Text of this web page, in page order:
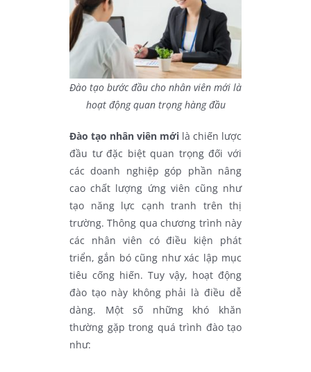
Đào tạo bước đầu cho nhân viên mới là
hoạt động quan trọng hàng đầu
Đào tạo nhân viên mới là chiến lược
đầu tư đặc biệt quan trọng đối với
các doanh nghiệp góp phần nâng
cao chất lượng ứng viên cũng như
tạo năng lực cạnh tranh trên thị
trường. Thông qua chương trình này
các nhân viên có điều kiện phát
triển, gắn bó cũng như xác lập mục
tiêu cống hiến. Tuy vậy, hoạt động
đào tạo này không phải là điều dễ
dàng. Một số những khó khăn
thường gặp trong quá trình đào tạo
như: